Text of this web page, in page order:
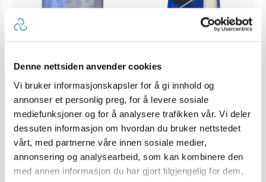
Denne nettsiden anvender cookies
Vi bruker informasjonskapsler for å gi innhold og
annonser et personlig preg, for å levere sosiale
mediefunksjoner og for å analysere trafikken vår. Vi deler
dessuten informasjon om hvordan du bruker nettstedet
vårt, med partnerne våre innen sosiale medier,
annonsering og analysearbeid, som kan kombinere den
med annen informasjon du har gjort tilgjengelig for dem,
Selvpolerende Bunnstoff
100+ Tilgjengelig
Omgående
15 varianter
fra399,- Veil. 479,-
Inkl. Pensel, rulle og skaft
20+Tilgjengelig
Omgående
65,- Veil. 69,-